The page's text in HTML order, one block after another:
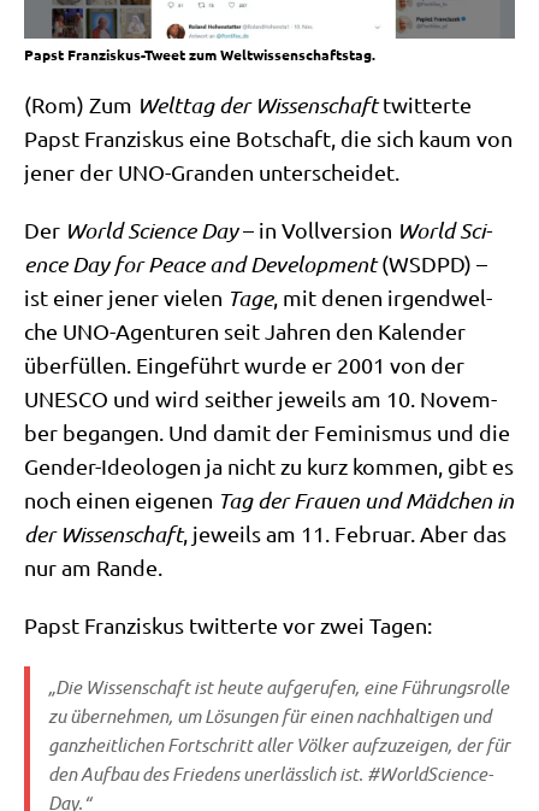
Papst Franziskus-Tweet zum Weltwissenschaftstag.
(Rom) Zum Welt­tag der Wis­sen­schafttwit­ter­te
Papst Fran­zis­kus eine Bot­schaft, die sich kaum von
jener der UNO-Gran­den unterscheidet.
Der World Sci­ence Day– in Voll­ver­si­on World Sci­
ence Day for Peace and Deve­lo­p­ment(WSDPD) –
ist einer jener vie­len Tage, mit denen irgend­wel­
che UNO-Agen­tu­ren seit Jah­ren den Kalen­der
über­fül­len. Ein­ge­führt wur­de er 2001 von der
UNESCO und wird seit­her jeweils am 10. Novem­
ber began­gen. Und damit der Femi­nis­mus und die
Gen­der-Ideo­lo­gen ja nicht zu kurz kom­men, gibt es
noch einen eige­nen Tag der Frau­en und Mäd­chen in
der Wis­sen­schaft, jeweils am 11. Febru­ar. Aber das
nur am Rande.
Papst Fran­zis­kus twit­ter­te vor zwei Tagen:
„Die Wis­sen­schaft ist heu­te auf­ge­ru­fen, eine Füh­rungs­rol­le
zu über­neh­men, um Lösun­gen für einen nach­hal­ti­gen und
ganz­heit­li­chen Fort­schritt aller Völ­ker auf­zu­zei­gen, der für
den Auf­bau des Frie­dens uner­läss­lich ist. #World­Sci­en­ce­
Day.“